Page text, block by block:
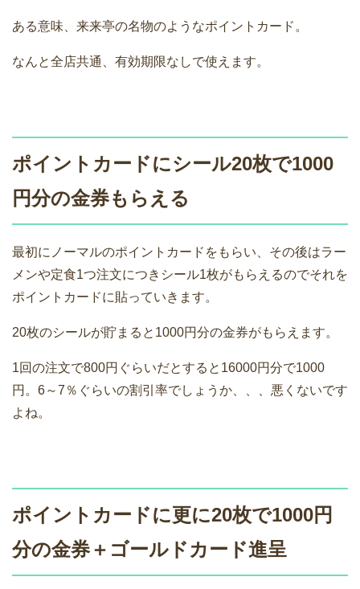
ある意味、来来亭の名物のようなポイントカード。
なんと全店共通、有効期限なしで使えます。
ポイントカードにシール20枚で1000
円分の金券もらえる
最初にノーマルのポイントカードをもらい、その後はラー
メンや定食1つ注文につきシール1枚がもらえるのでそれを
ポイントカードに貼っていきます。
20枚のシールが貯まると1000円分の金券がもらえます。
1回の注文で800円ぐらいだとすると16000円分で1000
円。6～7％ぐらいの割引率でしょうか、、、悪くないです
よね。
ポイントカードに更に20枚で1000円
分の金券＋ゴールドカード進呈